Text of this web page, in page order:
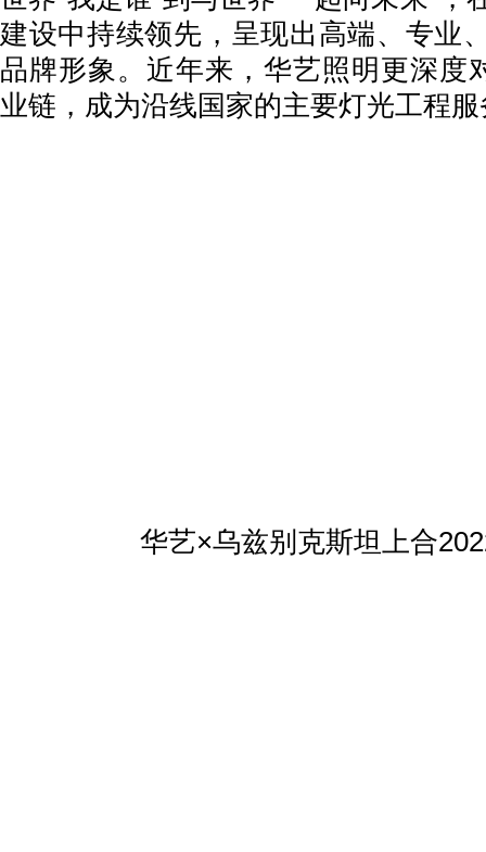
建设中持续领先，呈现出高端、专业
品牌形象。近年来，华艺照明更深度
业链，成为沿线国家的主要灯光工程
华艺×乌兹别克斯坦上合